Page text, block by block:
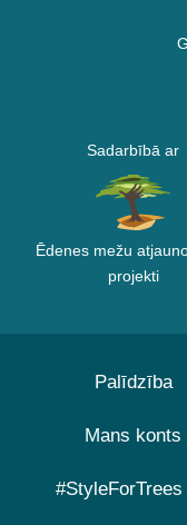
Sadarbībā ar
Ēdenes mežu
projekti
Palīdzība
Mans konts
#StyleForTrees